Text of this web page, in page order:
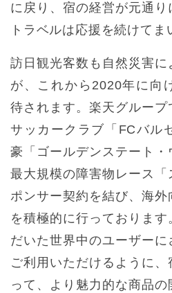
に戻り、宿の経営が元通
トラベルは応援を続けてま
訪日観光客数も自然災害
が、これから2020年に向
待されます。楽天グループ
サッカークラブ「FCバル
豪「ゴールデンステート
最大規模の障害物レース
ポンサー契約を結び、海
を積極的に行っておりま
だいた世界中のユーザー
ご利用いただけるように
って、より魅力的な商品の